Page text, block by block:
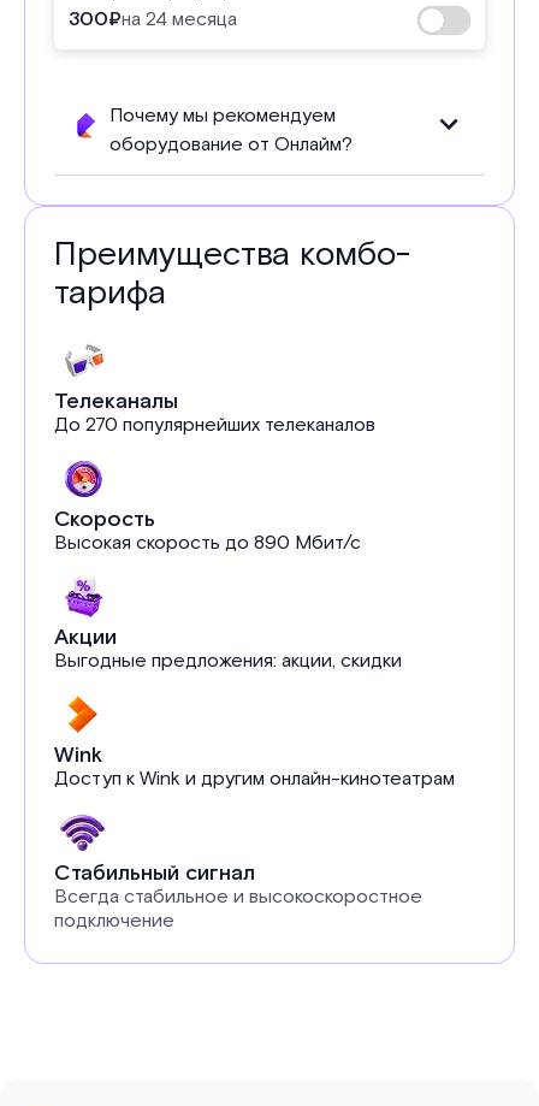
300₽на 24 месяца
Почему мы рекомендуем
оборудование от Онлайм?
Преимущества комбо-
тарифа
Телеканалы
До 270 популярнейших телеканалов
Скорость
Высокая скорость до 890 Мбит/с
Акции
Выгодные предложения: акции, скидки
Wink
Доступ к Wink и другим онлайн-кинотеатрам
Стабильный сигнал
Всегда стабильное и высокоскоростное
подключение